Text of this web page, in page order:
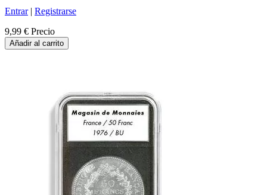
Entrar| Registrarse
9,99 € Precio
Añadir al carrito